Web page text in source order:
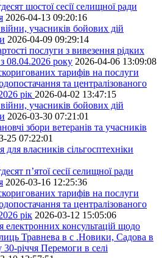
шостої сесії селищної ради
2026-04-13 09:20:16
учасників бойових дій
2026-04-09 09:29:14
послуги з вивезення рідких
08.04.2026 року 2026-04-06 13:09:08
тарифів на послуги
та централізованого
рік 2026-04-02 13:47:15
учасників бойових дій
2026-03-30 07:21:01
збори ветеранів та учасників
25 07:22:01
власників сільгосптехніки
п’ятої сесії селищної ради
2026-03-16 12:25:36
тарифів на послуги
та централізованого
рік 2026-03-12 15:05:06
електронних консультацій щодо
Травнева в с .Новики, Садова в
річчя Перемоги в селі